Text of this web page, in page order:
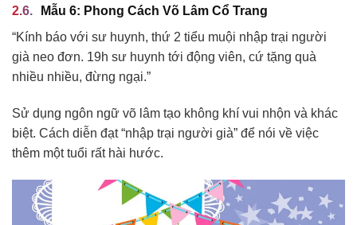
Mẫu 6: Phong Cách Võ Lâm Cổ Trang
“Kính báo với sư huynh, thứ 2 tiểu muội nhập trại người
già neo đơn. 19h sư huynh tới động viên, cứ tặng quà
nhiều nhiều, đừng ngại.”
Sử dụng ngôn ngữ võ lâm tạo không khí vui nhộn và khác
biệt. Cách diễn đạt “nhập trại người già” để nói về việc
thêm một tuổi rất hài hước.